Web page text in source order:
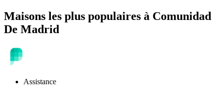
Maisons les plus populaires à Comunidad
De Madrid
Assistance